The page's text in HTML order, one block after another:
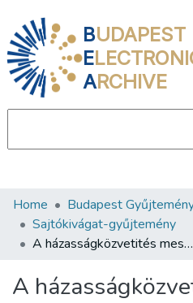
BUDAPEST
E
ARCHIVE
Communities & Collections
All of DSpace
Home Budapest
Sajtókivágat-gyűjtemény
A házasságközvetités mesterembereinél: megpróbáltam feleséget szerezni
A